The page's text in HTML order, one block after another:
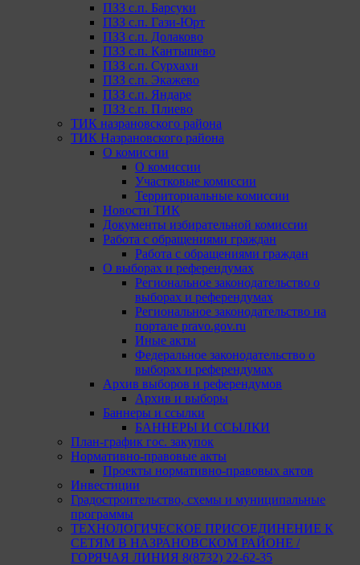
ПЗЗ с.п. Барсуки
ПЗЗ с.п. Гази-Юрт
ПЗЗ с.п. Долаково
ПЗЗ с.п. Кантышево
ПЗЗ с.п. Сурхахи
ПЗЗ с.п. Экажево
ПЗЗ с.п. Яндаре
ПЗЗ с.п. Плиево
ТИК назрановского района
ТИК Назрановского района
О комиссии
О комиссии
Участковые комиссии
Территориальные комиссии
Новости ТИК
Документы избирательной комиссии
Работа с обращениями граждан
Работа с обращениями граждан
О выборах и референдумах
Региональное законодательство о
выборах и референдумах
Региональное законодательство на
портале pravo.gov.ru
Иные акты
Федеральное законодательство о
выборах и референдумах
Архив выборов и референдумов
Архив и выборы
Баннеры и ссылки
БАННЕРЫ И ССЫЛКИ
План-график гос. закупок
Нормативно-правовые акты
Проекты нормативно-правовых актов
Инвестиции
Градостроительство, схемы и муниципальные
программы
ТЕХНОЛОГИЧЕСКОЕ ПРИСОЕДИНЕНИЕ К
СЕТЯМ В НАЗРАНОВСКОМ РАЙОНЕ /
ГОРЯЧАЯ ЛИНИЯ 8(8732) 22-62-35